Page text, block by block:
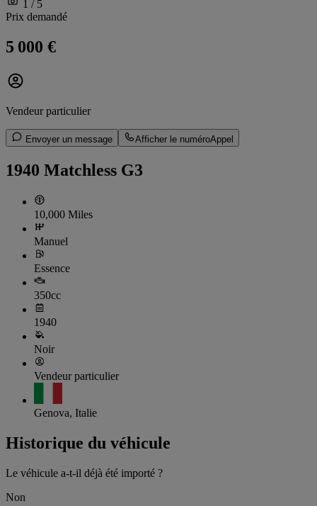
1 / 5
Prix demandé
5 000 €
Vendeur particulier
Envoyer un message Afficher le numéroAppel
1940 Matchless G3
10,000 Miles
Manuel
Essence
350cc
1940
Noir
Vendeur particulier
Genova, Italie
Historique du véhicule
Le véhicule a-t-il déjà été importé ?
Non